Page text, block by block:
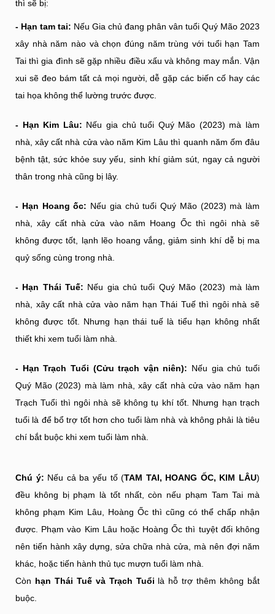
thì sẽ bị:
- Hạn tam tai: Nếu Gia chủ đang phân vân tuổi Quý Mão 2023
xây nhà năm nào và chọn đúng năm trùng với tuổi hạn Tam
Tai thì gia đình sẽ gặp nhiều điều xấu và không may mắn. Vận
xui sẽ đeo bám tất cả mọi người, dễ gặp các biến cố hay các
tai họa không thể lường trước được.
- Hạn Kim Lâu: Nếu gia chủ tuổi Quý Mão (2023) mà làm
nhà, xây cất nhà cửa vào năm Kim Lâu thì quanh năm ốm đâu
bệnh tật, sức khỏe suy yếu, sinh khí giảm sút, ngay cả người
thân trong nhà cũng bị lây.
- Hạn Hoang ốc: Nếu gia chủ tuổi Quý Mão (2023) mà làm
nhà, xây cất nhà cửa vào năm Hoang Ốc thì ngôi nhà sẽ
không được tốt, lạnh lẽo hoang vắng, giảm sinh khí dễ bị ma
quỷ sống cùng trong nhà.
- Hạn Thái Tuế: Nếu gia chủ tuổi Quý Mão (2023) mà làm
nhà, xây cất nhà cửa vào năm hạn Thái Tuế thì ngôi nhà sẽ
không được tốt. Nhưng hạn thái tuế là tiểu hạn không nhất
thiết khi xem tuổi làm nhà.
- Hạn Trạch Tuổi (Cửu trạch vận niên): Nếu gia chủ tuổi
Quý Mão (2023) mà làm nhà, xây cất nhà cửa vào năm hạn
Trạch Tuổi thì ngôi nhà sẽ không tụ khí tốt. Nhưng hạn trạch
tuổi là để bổ trợ tốt hơn cho tuổi làm nhà và không phải là tiêu
chí bắt buộc khi xem tuổi làm nhà.
Chú ý: Nếu cả ba yếu tố (TAM TAI, HOANG ỐC, KIM LÂU)
đều không bị phạm là tốt nhất, còn nếu phạm Tam Tai mà
không phạm Kim Lâu, Hoàng Ốc thì cũng có thể chấp nhận
được. Phạm vào Kim Lâu hoặc Hoàng Ốc thì tuyệt đối không
nên tiến hành xây dựng, sửa chữa nhà cửa, mà nên đợi năm
khác, hoặc tiến hành thủ tục mượn tuổi làm nhà.
Còn hạn Thái Tuế và Trạch Tuổi là hỗ trợ thêm không bắt
buộc.